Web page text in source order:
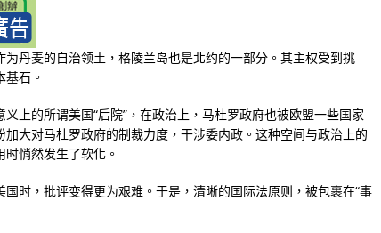
丹麦的自治领土，格陵兰岛也是北约的一部分。其主权受到挑
石。
上的所谓美国“后院”，在政治上，马杜罗政府也被欧盟一些国家
大对马杜罗政府的制裁力度，干涉委内政。这种空间与政治上的
悄然发生了软化。
时，批评变得更为艰难。于是，清晰的国际法原则，被包裹在“事